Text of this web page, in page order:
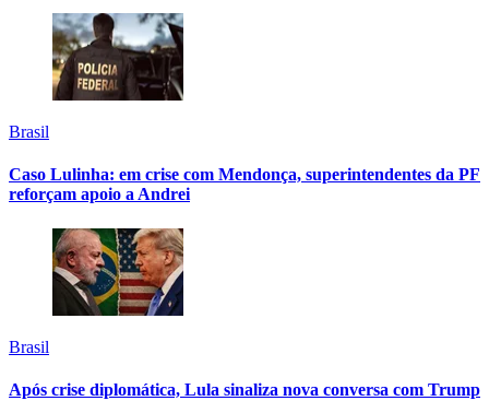
Brasil
Caso Lulinha: em crise com Mendonça, superintendentes da PF
reforçam apoio a Andrei
Brasil
Após crise diplomática, Lula sinaliza nova conversa com Trump